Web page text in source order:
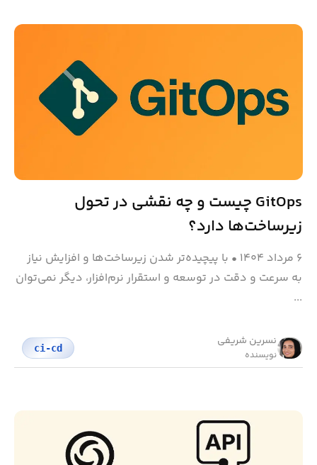
GitOps چیست و چه نقشی در تحول
زیرساخت‌ها دارد؟
۶ مرداد ۱۴۰۴ • با پیچیده‌تر شدن زیرساخت‌ها و افزایش نیاز
به سرعت و دقت در توسعه و استقرار نرم‌افزار، دیگر نمی‌توان
...
نسرین شریفی
نویسنده
ci-cd